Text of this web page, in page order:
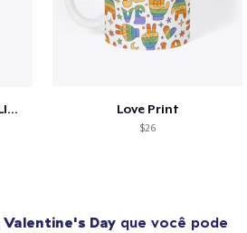
SCIENCE IS REAL, BLACK LIVES MATTER Love Print
$26
Valentine's Dayque você pode